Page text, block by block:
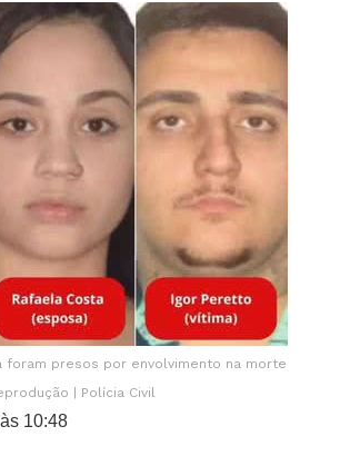
foram presos por envolvimento na morte
| Polícia Civil
10:48